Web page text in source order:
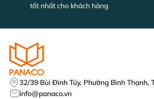
tốt nhất cho khách hàng
32/39 Bùi Đình Túy, Phường Bình Thạnh,
info@panaco.vn